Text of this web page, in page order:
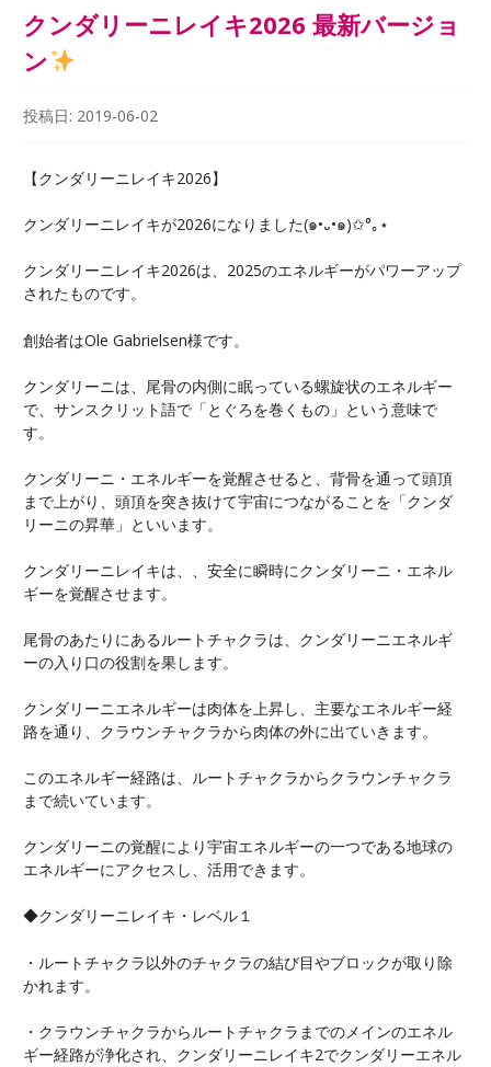
クンダリーニレイキ2026 最新バージョ
ン
投稿日: 2019-06-02
【クンダリーニレイキ2026】
クンダリーニレイキが2026になりました(๑•᎑•๑)✩°｡⋆
クンダリーニレイキ2026は、2025のエネルギーがパワーアップ
されたものです。
創始者はOle Gabrielsen様です。
クンダリーニは、尾骨の内側に眠っている螺旋状のエネルギー
で、サンスクリット語で「とぐろを巻くもの」という意味で
す。
クンダリーニ・エネルギーを覚醒させると、背骨を通って頭頂
まで上がり、頭頂を突き抜けて宇宙につながることを「クンダ
リーニの昇華」といいます。
クンダリーニレイキは、、安全に瞬時にクンダリーニ・エネル
ギーを覚醒させます。
尾骨のあたりにあるルートチャクラは、クンダリーニエネルギ
ーの入り口の役割を果します。
クンダリーニエネルギーは肉体を上昇し、主要なエネルギー経
路を通り、クラウンチャクラから肉体の外に出ていきます。
このエネルギー経路は、ルートチャクラからクラウンチャクラ
まで続いています。
クンダリーニの覚醒により宇宙エネルギーの一つである地球の
エネルギーにアクセスし、活用できます。
◆クンダリーニレイキ・レベル１
・ルートチャクラ以外のチャクラの結び目やブロックが取り除
かれます。
・クラウンチャクラからルートチャクラまでのメインのエネル
ギー経路が浄化され、クンダリーニレイキ2でクンダリーエネル